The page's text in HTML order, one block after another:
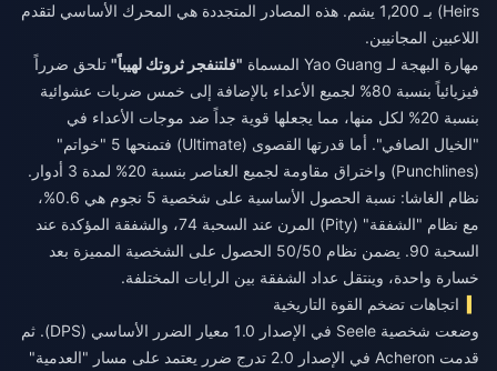
Heirs) بـ 1,200 يشم. هذه المصادر المتجددة هي المحرك الأساسي لتقدم
اللاعبين المجانيين.
مهارة البهجة لـ Yao Guang المسماة
"فلتنفجر ثروتك لهيباً" تلحق ضرراً
فيزيائياً بنسبة 80% لجميع الأعداء بالإضافة إلى خمس ضربات عشوائية
بنسبة 20% لكل منها، مما يجعلها قوية جداً ضد موجات الأعداء في
"الخيال الصافي". أما قدرتها القصوى (Ultimate) فتمنحها 5 "خواتم"
(Punchlines) واختراق مقاومة لجميع العناصر بنسبة 20% لمدة 3 أدوار.
نظام الغاشا: نسبة الحصول الأساسية على شخصية 5 نجوم هي 0.6%،
مع نظام "الشفقة" (Pity) المرن عند السحبة 74، والشفقة المؤكدة عند
السحبة 90. يضمن نظام 50/50 الحصول على الشخصية المميزة بعد
خسارة واحدة، وينتقل عداد الشفقة بين الرايات المختلفة.
اتجاهات تضخم القوة التاريخية
وضعت شخصية Seele في الإصدار 1.0 معيار الضرر الأساسي (DPS). ثم
قدمت Acheron في الإصدار 2.0 تدرج ضرر يعتمد على مسار "العدمية"